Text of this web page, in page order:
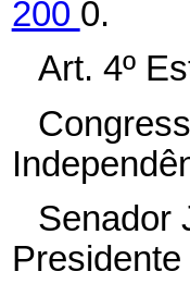
200 0.
Art. 4º
Senador